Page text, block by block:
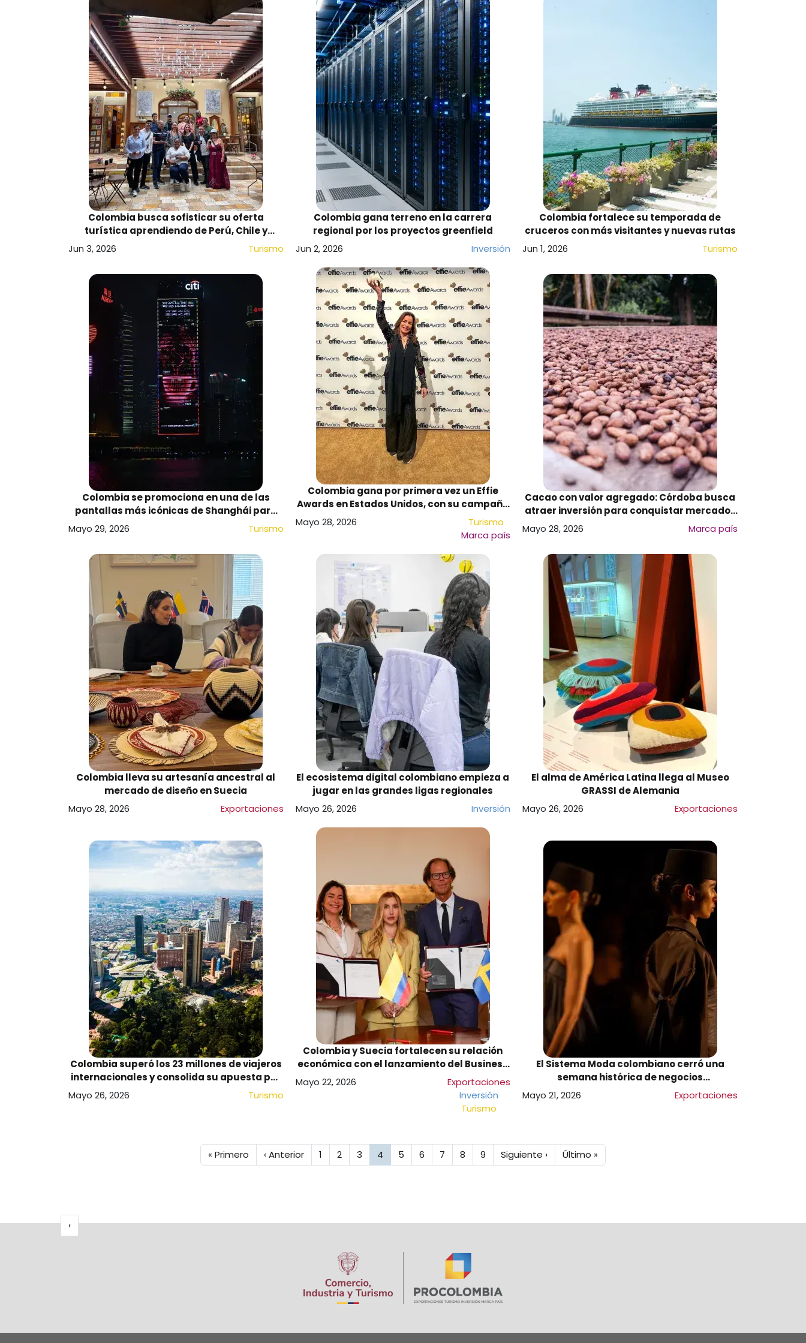
Colombia busca sofisticar su oferta
turística aprendiendo de Perú, Chile y
Jun 3, 2026 Turismo
Colombia gana terreno en la carrera
regional por los proyectos greenfield
Jun 2, 2026
Inversión
Colombia fortalece su temporada de
cruceros con más visitantes y nuevas rutas
Jun 1, 2026
Turismo
Colombia se promociona en una de las
pantallas más icónicas de Shanghái para
atraer turistas chinos
Mayo 29, 2026 Turismo
Colombia gana por primera vez un Effie
Awards en Estados Unidos, con su campaña
Humanimal Tourism
Mayo 28, 2026
Turismo
Marca país
Cacao con valor agregado: Córdoba busca
atraer inversión para conquistar mercados
Mayo 28, 2026 Marca país
Colombia lleva su artesanía ancestral al
mercado de diseño en Suecia
Mayo 28, 2026
Exportaciones
El ecosistema digital colombiano empieza a
jugar en las grandes ligas regionales
Mayo 26, 2026
Inversión
El alma de América Latina llega al Museo
GRASSI de Alemania
Mayo 26, 2026
Exportaciones
Colombia superó los 23 millones de viajeros
internacionales y consolida su apuesta por
un turismo de alto valor
Mayo 26, 2026 Turismo
Colombia y Suecia fortalecen su relación
económica con el lanzamiento del Business
Forum y la actualización del Memorando de
Entendimiento entre ProColombia y
Mayo 22, 2026
Exportaciones
Inversión
Turismo
El Sistema Moda colombiano cerró una
semana histórica de negocios
internacionales en Bogotá
Mayo 21, 2026 Exportaciones
Primera página
« Primero Página anterior
‹ Anterior Página
1 Página
2 Página
3 Página actual
4 Página
5 Página
6 Página
7 Página
8 Página
9 Siguiente página
Siguiente › Última página
Último »
Página anterior
‹